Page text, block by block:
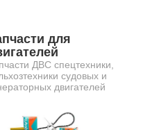
для
ДВС спецтехники,
судовых и
двигателей